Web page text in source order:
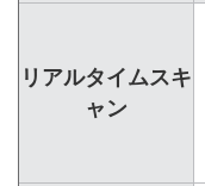
リアルタイムスキ
ャン